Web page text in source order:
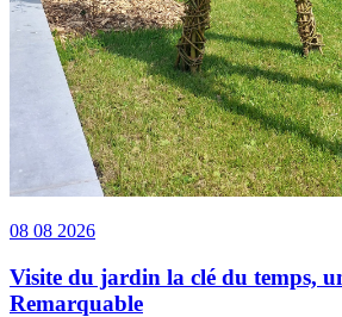
08 08 2026
Visite du jardin la clé du temps,
Remarquable